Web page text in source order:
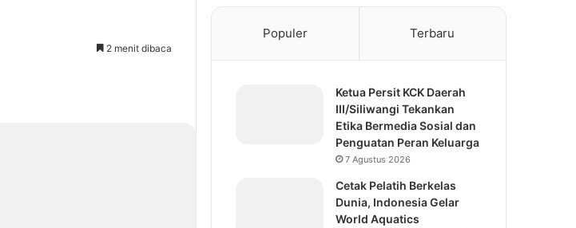
2 menit dibaca
Populer Terbaru
Ketua Persit KCK Daerah
III/Siliwangi Tekankan
Etika Bermedia Sosial dan
Penguatan Peran Keluarga
7 Agustus 2026
Cetak Pelatih Berkelas
Dunia, Indonesia Gelar
World Aquatics